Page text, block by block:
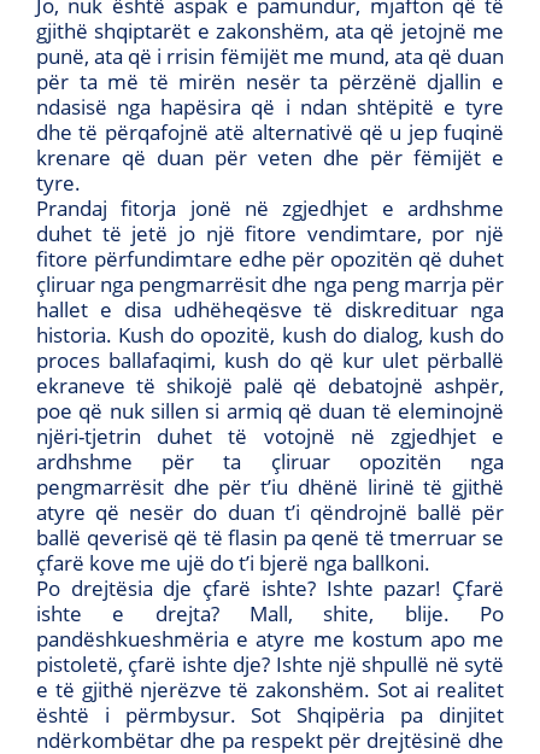
gjithë shqiptarët e zakonshëm, ata që jetojnë me
punë, ata që i rrisin fëmijët me mund, ata që duan
për ta më të mirën nesër ta përzënë djallin e
ndasisë nga hapësira që i ndan shtëpitë e tyre
dhe të përqafojnë atë alternativë që u jep fuqinë
krenare që duan për veten dhe për fëmijët e
tyre.
Prandaj fitorja jonë në zgjedhjet e ardhshme
duhet të jetë jo një fitore vendimtare, por një
fitore përfundimtare edhe për opozitën që duhet
çliruar nga pengmarrësit dhe nga peng marrja për
hallet e disa udhëheqësve të diskredituar nga
historia. Kush do opozitë, kush do dialog, kush do
proces ballafaqimi, kush do që kur ulet përballë
ekraneve të shikojë palë që debatojnë ashpër,
poe që nuk sillen si armiq që duan të eleminojnë
njëri-tjetrin duhet të votojnë në zgjedhjet e
ardhshme për ta çliruar opozitën nga
pengmarrësit dhe për t’iu dhënë lirinë të gjithë
atyre që nesër do duan t’i qëndrojnë ballë për
ballë qeverisë që të flasin pa qenë të tmerruar se
çfarë kove me ujë do t’i bjerë nga ballkoni.
Po drejtësia dje çfarë ishte? Ishte pazar! Çfarë
ishte e drejta? Mall, shite, blije. Po
pandëshkueshmëria e atyre me kostum apo me
pistoletë, çfarë ishte dje? Ishte një shpullë në sytë
e të gjithë njerëzve të zakonshëm. Sot ai realitet
është i përmbysur. Sot Shqipëria pa dinjitet
ndërkombëtar dhe pa respekt për drejtësinë dhe